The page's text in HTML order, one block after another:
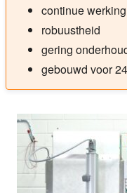
continue werking
robuustheid
gering
gebouwd voor